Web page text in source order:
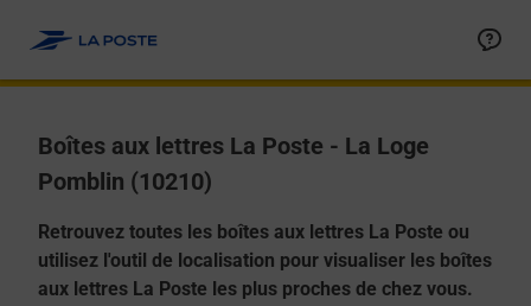
Boîtes aux lettres La Poste - La Loge
Pomblin (10210)
Retrouvez toutes les boîtes aux lettres La Poste ou
utilisez l'outil de localisation pour visualiser les boîtes
aux lettres La Poste les plus proches de chez vous.